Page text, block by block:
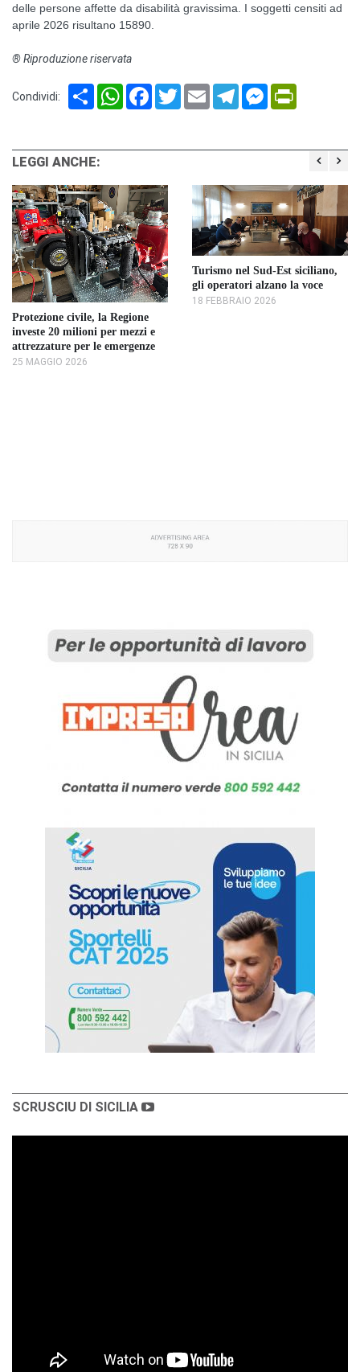
delle persone affette da disabilità gravissima. I soggetti censiti ad
aprile 2026 risultano 15890.
® Riproduzione riservata
Condividi: Share WhatsAppFacebook
TwitterEmail TelegramMessenger
LEGGI ANCHE:
Protezione civile, la Regione
investe 20 milioni per mezzi e
attrezzature per le emergenze
25 MAGGIO 2026
Turismo nel Sud-Est siciliano,
gli operatori alzano la voce
18 FEBBRAIO 2026
SCRUSCIU DI SICILIA